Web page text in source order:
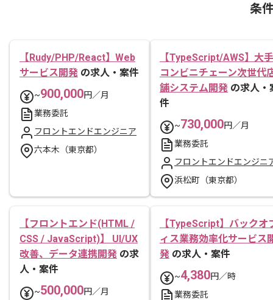
条
【Rudy/PHP/React】Web
サービス開発 の求人・案件
~900,000円／月
業務委託
フロントエンドエンジニア
六本木（東京都）
【TypeScript/AWS】大手
コンビニチェーン次世代
舗システム開発 の求人・
件
~730,000円／月
業務委託
フロントエンドエンジニ
浜松町（東京都）
【フロントエンド(HTML /
CSS / JavaScript)】 UI/UX
改善、データ連携開発 の求
人・案件
~500,000円／月
【TypeScript】バックオ
ィス業務効率化サービス
発 の求人・案件
~4,380円／時
業務委託